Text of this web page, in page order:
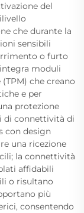
del
che durante la
sensibili
o furto
moduli
che creano
e per
protezione
di connettività di
con design
una ricezione
la connettività
affidabili
o risultano
più
consentendo